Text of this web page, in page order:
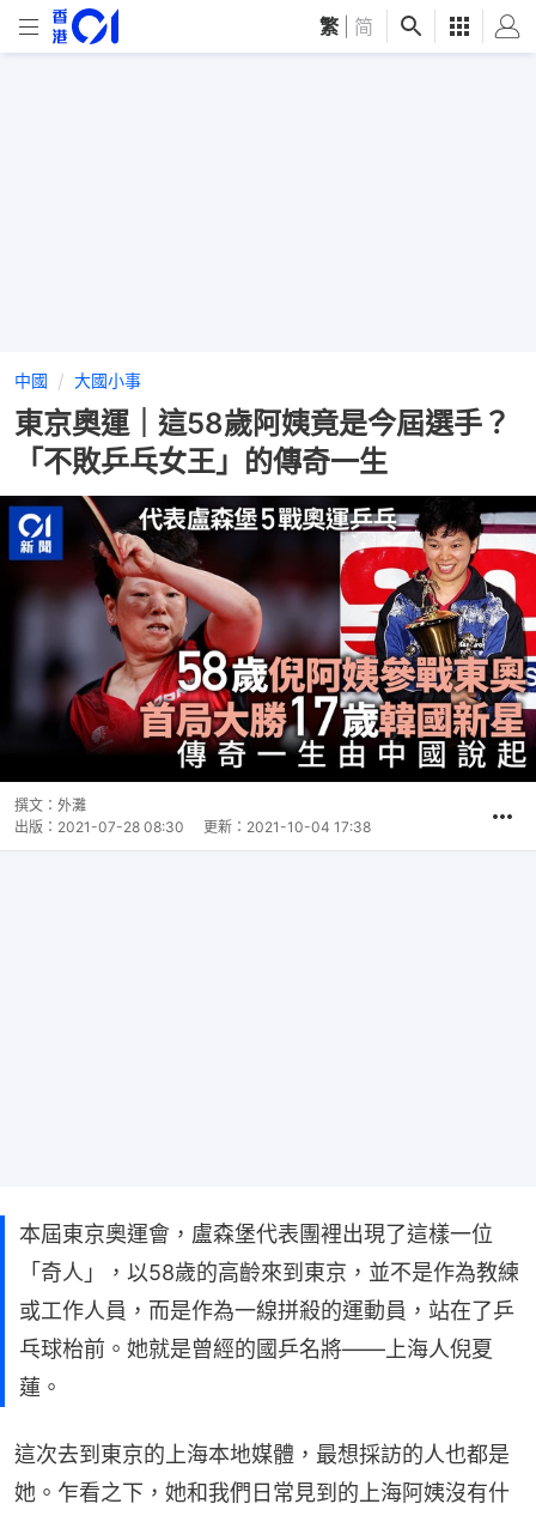
繁 简
中國 大國小事
東京奧運｜這58歲阿姨竟是今屆選手？
「不敗乒乓女王」的傳奇一生
撰文： 外灘
出版： 2021-07-28 08:30 更新： 2021-10-04 17:38
本屆東京奧運會，盧森堡代表團裡出現了這樣一位
「奇人」，以58歲的高齡來到東京，並不是作為教練
或工作人員，而是作為一線拼殺的運動員，站在了乒
乓球枱前。她就是曾經的國乒名將——上海人倪夏
蓮。
這次去到東京的上海本地媒體，最想採訪的人也都是
她。乍看之下，她和我們日常見到的上海阿姨沒有什